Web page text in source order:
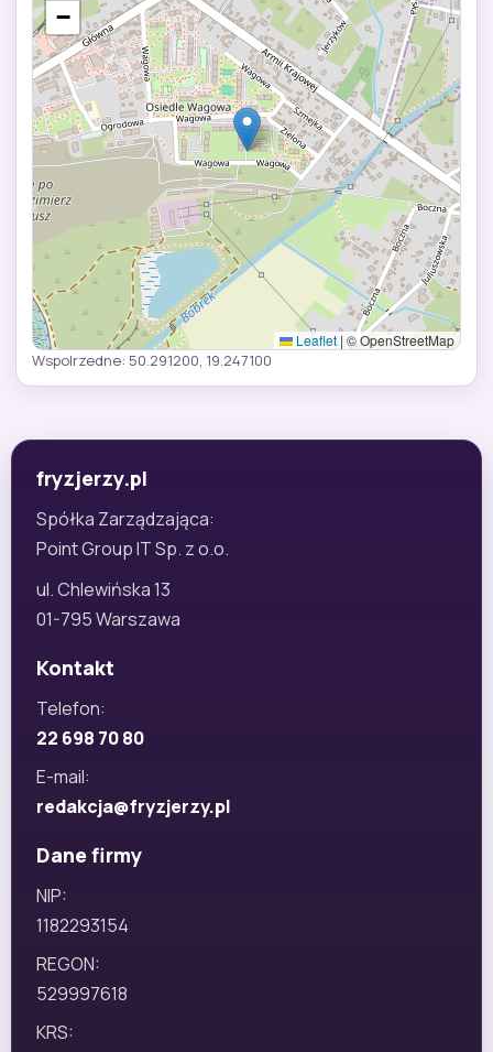
−
Leaflet | © OpenStreetMap
Wspolrzedne: 50.291200, 19.247100
fryzjerzy.pl
Spółka Zarządzająca:
Point Group IT Sp. z o.o.
ul. Chlewińska 13
01-795 Warszawa
Kontakt
Telefon:
22 698 70 80
E-mail:
redakcja@fryzjerzy.pl
Dane firmy
NIP:
1182293154
REGON:
529997618
KRS: